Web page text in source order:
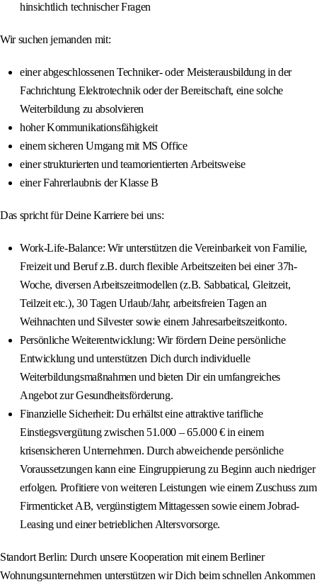
hinsichtlich technischer Fragen
Wir suchen jemanden mit:
einer abgeschlossenen Techniker- oder Meisterausbildung in der
Fachrichtung Elektrotechnik oder der Bereitschaft, eine solche
Weiterbildung zu absolvieren
hoher Kommunikationsfähigkeit
einem sicheren Umgang mit MS Office
einer strukturierten und teamorientierten Arbeitsweise
einer Fahrerlaubnis der Klasse B
Das spricht für Deine Karriere bei uns:
Work-Life-Balance: Wir unterstützen die Vereinbarkeit von Familie,
Freizeit und Beruf z.B. durch flexible Arbeitszeiten bei einer 37h-
Woche, diversen Arbeitszeitmodellen (z.B. Sabbatical, Gleitzeit,
Teilzeit etc.), 30 Tagen Urlaub/Jahr, arbeitsfreien Tagen an
Weihnachten und Silvester sowie einem Jahresarbeitszeitkonto.
Persönliche Weiterentwicklung: Wir fördern Deine persönliche
Entwicklung und unterstützen Dich durch individuelle
Weiterbildungsmaßnahmen und bieten Dir ein umfangreiches
Angebot zur Gesundheitsförderung.
Finanzielle Sicherheit: Du erhältst eine attraktive tarifliche
Einstiegsvergütung zwischen 51.000 – 65.000 € in einem
krisensicheren Unternehmen. Durch abweichende persönliche
Voraussetzungen kann eine Eingruppierung zu Beginn auch niedriger
erfolgen. Profitiere von weiteren Leistungen wie einem Zuschuss zum
Firmenticket AB, vergünstigtem Mittagessen sowie einem Jobrad-
Leasing und einer betrieblichen Altersvorsorge.
Standort Berlin: Durch unsere Kooperation mit einem Berliner
Wohnungsunternehmen unterstützen wir Dich beim schnellen Ankommen